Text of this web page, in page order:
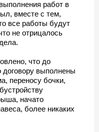
работ в
вместе с тем,
все работы будут
не отрицалось
что до
договору выполнены
переносу бочки,
начато
более никаких